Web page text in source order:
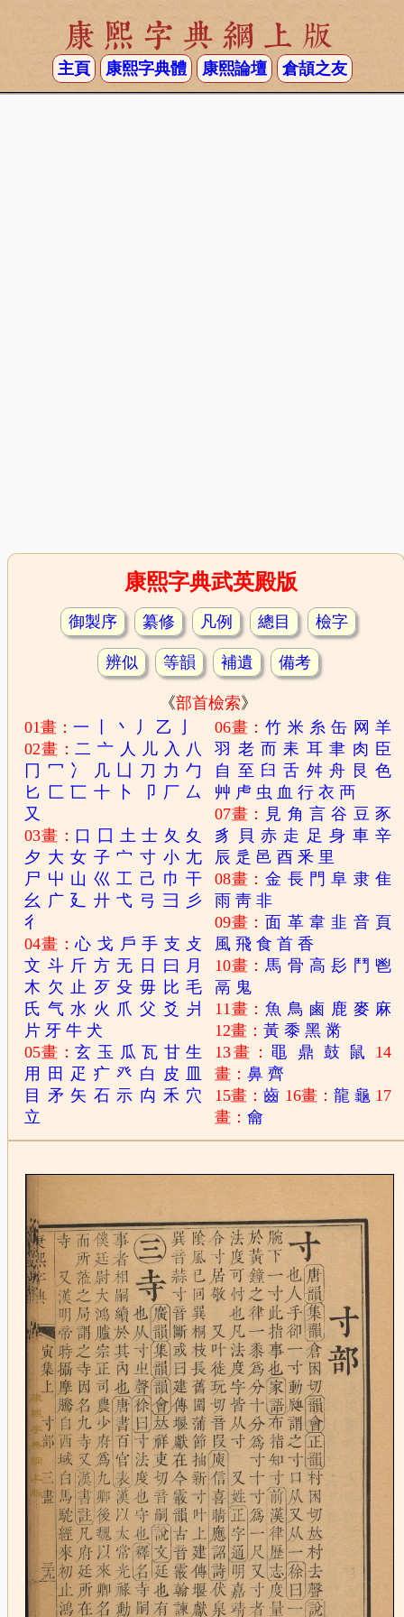
康熙字典網上版
主頁 康熙字典體 康熙論壇 倉頡之友
康熙字典武英殿版
御製序 纂修 凡例 總目 檢字
辨似 等韻 補遺 備考
《部首檢索》
01畫：一 丶 丿 乙
02畫：二 亠 人 儿 入 八
冂 冖 冫 几 凵 刀 力 勹
匕 匚 匸 十 卜 卩 厂 厶
又
03畫： 口 囗 土 士 夂 夊
夕 大 女 子 宀 寸 小 尢
尸 屮 山 巛 工 己 巾 干
幺 广 廴 廾 弋 弓 彐
彡
彳
04畫：心 戈 戶 手 支 攴
文 斗 斤 方 无 日 曰 月
木 欠 止 歹 殳 毋 比 毛
氏 气 水 火 爪 父 爻 爿
片 牙 牛 犬
05畫：玄 玉 瓜 瓦 甘 生
用
田 疋 疒 癶 白 皮
目
矛 矢 石 示 禸 禾 穴
立
06畫：竹 米 糸 缶 网 羊
羽 老 而 耒 耳 聿 肉 臣
自 至 臼 舌 舛 舟 艮 色
艸 虍 虫 血 行 衣 襾
07畫： 見 角 言 谷 豆 豕
豸
貝 赤 走 足 身 車 辛
辰 辵 邑 酉 釆 里
08畫：金 長 門 阜 隶 隹
雨 靑 非
09畫： 面 革 韋 韭 音 頁
風 飛 食 首 香
10畫：馬 骨 高 髟 鬥 鬯
鬲 鬼
11畫：魚 鳥 鹵 鹿 麥 麻
12畫：黃 黍 黑 黹
13畫： 黽 鼎 鼓 鼠
14
畫：鼻 齊
15畫：齒 16畫： 龍 龜 17
畫：龠